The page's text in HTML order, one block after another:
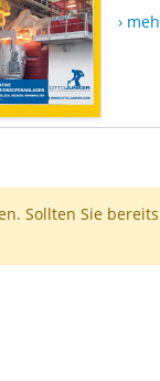
›
Sollten Sie bereits